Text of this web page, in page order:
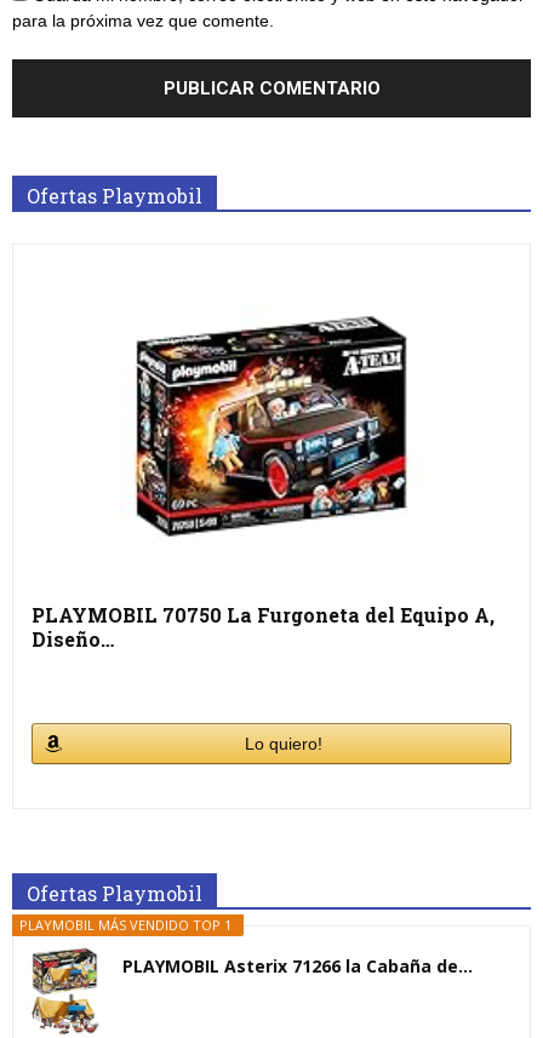
para la próxima vez que comente.
Ofertas Playmobil
PLAYMOBIL 70750 La Furgoneta del Equipo A,
Diseño…
Lo quiero!
Ofertas Playmobil
PLAYMOBIL MÁS VENDIDO TOP 1
PLAYMOBIL Asterix 71266 la Cabaña de...